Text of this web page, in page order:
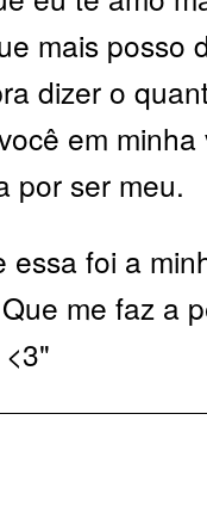
mais posso
dizer o
em
por ser meu.
essa foi a
me faz a